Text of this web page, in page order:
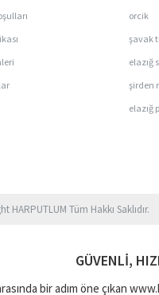
orcik
şavak
elazığ
şirden
elazığ
HARPUTLUM Tüm Hakkı Saklıdır.
GÜVENLI,
bir adım öne çıkan